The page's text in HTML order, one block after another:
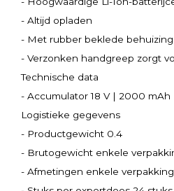
- Altijd opladen
- Met rubber beklede
- Verzonken handgreep zorgt
Technische data
- Accumulator 18 V | 2000 mAh
Logistieke gegevens
- Productgewicht 0.4
- Brutogewicht enkele
- Afmetingen enkele verpakking